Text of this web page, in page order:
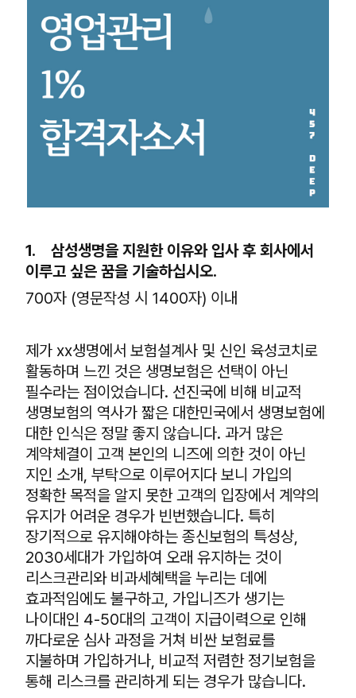
1. 삼성생명을 지원한 이유와 입사 후 회사에서
이루고 싶은 꿈을 기술하십시오.
700자 (영문작성 시 1400자) 이내
제가 xx생명에서 보험설계사 및 신인 육성코치로
활동하며 느낀 것은 생명보험은 선택이 아닌
필수라는 점이었습니다. 선진국에 비해 비교적
생명보험의 역사가 짧은 대한민국에서 생명보험에
대한 인식은 정말 좋지 않습니다. 과거 많은
계약체결이 고객 본인의 니즈에 의한 것이 아닌
지인 소개, 부탁으로 이루어지다 보니 가입의
정확한 목적을 알지 못한 고객의 입장에서 계약의
유지가 어려운 경우가 빈번했습니다. 특히
장기적으로 유지해야하는 종신보험의 특성상,
2030세대가 가입하여 오래 유지하는 것이
리스크관리와 비과세혜택을 누리는 데에
효과적임에도 불구하고, 가입니즈가 생기는
나이대인 4-50대의 고객이 지급이력으로 인해
까다로운 심사 과정을 거쳐 비싼 보험료를
지불하며 가입하거나, 비교적 저렴한 정기보험을
통해 리스크를 관리하게 되는 경우가 많습니다.